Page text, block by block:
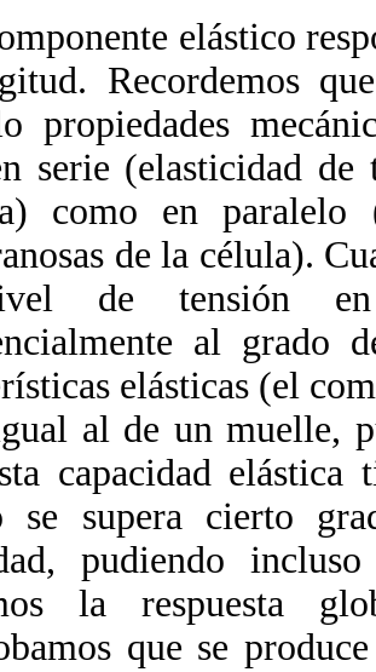
elástico
Recordemos
propiedades
serie (elasticidad de
como en paralelo
de la célula).
de tensión en
al grado
elásticas (el
al de un muelle,
capacidad
se supera cierto
pudiendo
la respuesta
que se